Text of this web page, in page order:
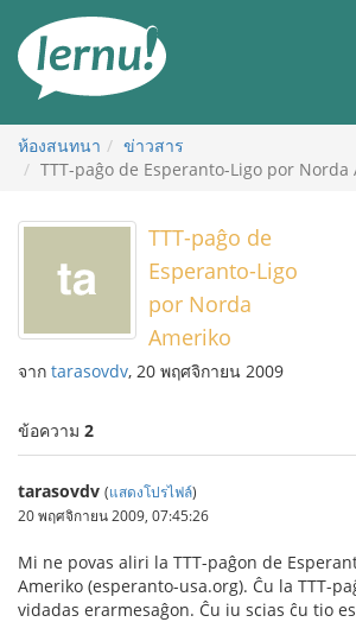
สารบัญ
ห้องสนทนา
ข่าวสาร
TTT-paĝo de Esperanto-Ligo por Norda
TTT-paĝo de
Esperanto-Ligo
por Norda
Ameriko
จาก tarasovdv, 20 พฤศจิกายน 2009
ข้อความ 2
tarasovdv (แสดงโปรไฟล์)
20 พฤศจิกายน 2009, 07:45:26
Mi ne povas aliri la TTT-paĝon de
Ameriko (esperanto-usa.org). Ĉu la TTT-
vidadas erarmesaĝon. Ĉu iu scias ĉu tio